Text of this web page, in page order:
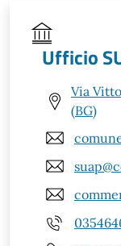
Ufficio
Via
(BG)